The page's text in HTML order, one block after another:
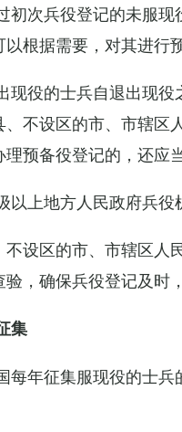
初次兵役登记的未服
根据需要，对其进行
现役的士兵自退出现
不设区的市、市辖区
预备役登记的，还应
以上地方人民政府兵役
不设区的市、市辖区人
，确保兵役登记及时
集
每年征集服现役的士